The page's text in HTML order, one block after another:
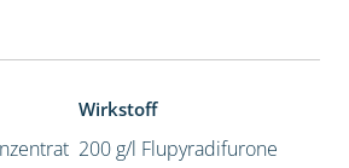
Wirkstoff
200 g/l Flupyradifurone